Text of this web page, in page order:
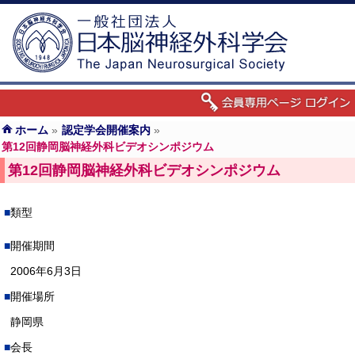
ホーム » 認定学会開催案内 »
第12回静岡脳神経外科ビデオシンポジウム
第12回静岡脳神経外科ビデオシンポジウム
類型
開催期間
2006年6月3日
開催場所
静岡県
会長